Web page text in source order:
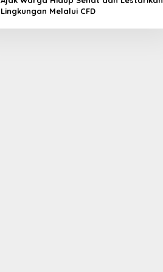
Lingkungan Melalui CFD